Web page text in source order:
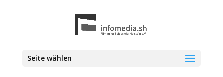
Seite wählen